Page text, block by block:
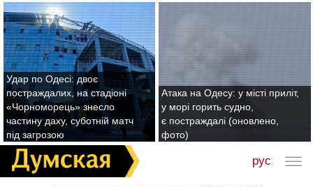
Удар по Одесі: двоє
постраждалих, на стадіоні
«Чорноморець» знесло
частину даху, суботній матч
під загрозою
Атака на Одесу: у місті приліт,
у морі горить судно,
є постраждалі (оновлено,
фото)
рус